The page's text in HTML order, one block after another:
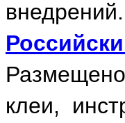
внедрений.
клеи,